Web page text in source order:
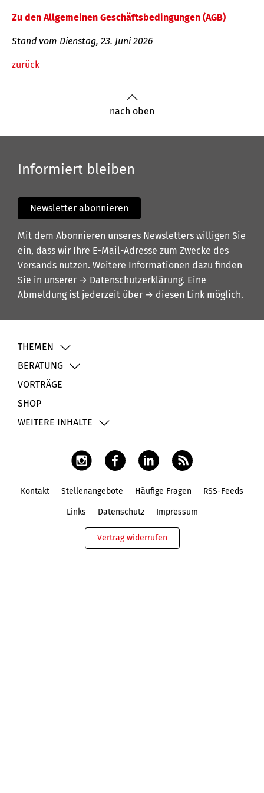
Zu den Allgemeinen Geschäftsbedingungen (AGB)
Stand vom Dienstag, 23. Juni 2026
zurück
nach oben
Informiert bleiben
Newsletter abonnieren
Mit dem Abonnieren unseres Newsletters willigen Sie
ein, dass wir Ihre E-Mail-Adresse zum Zwecke des
Versands nutzen. Weitere Informationen dazu finden
Sie in unserer → Datenschutzerklärung. Eine
Abmeldung ist jederzeit über → diesen Link möglich.
THEMEN
BERATUNG
VORTRÄGE
SHOP
WEITERE INHALTE
Kontakt Stellenangebote Häufige Fragen RSS-Feeds
Links Datenschutz Impressum
Vertrag widerrufen